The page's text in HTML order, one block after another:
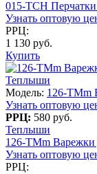
015-TCH Перчатки
Узнать оптовую
РРЦ:
1 130 руб.
Купить
Теплыши
Модель: 126-TMm
Узнать оптовую
РРЦ: 580 руб.
Теплыши
126-TMm Варежки
Узнать оптовую
РРЦ: